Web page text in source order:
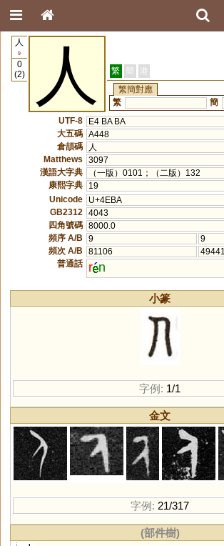
人
9
0
(2)
人 繁 簡 港
繁簡對應
繁
簡
UTF-8
E4 BA BA
大五碼 A448
倉頡碼
人
Matthews
3097
漢語大字典
（一版）0101；（二版）132
康熙字典
19
Unicode
U+4EBA
GB2312
4043
四角號碼 8000.0
頻序 A/B
9
9
頻次 A/B
81106
49441
普通話
r n
小篆
字例: 1/1
金文
字例: 21/317
(部件樹)